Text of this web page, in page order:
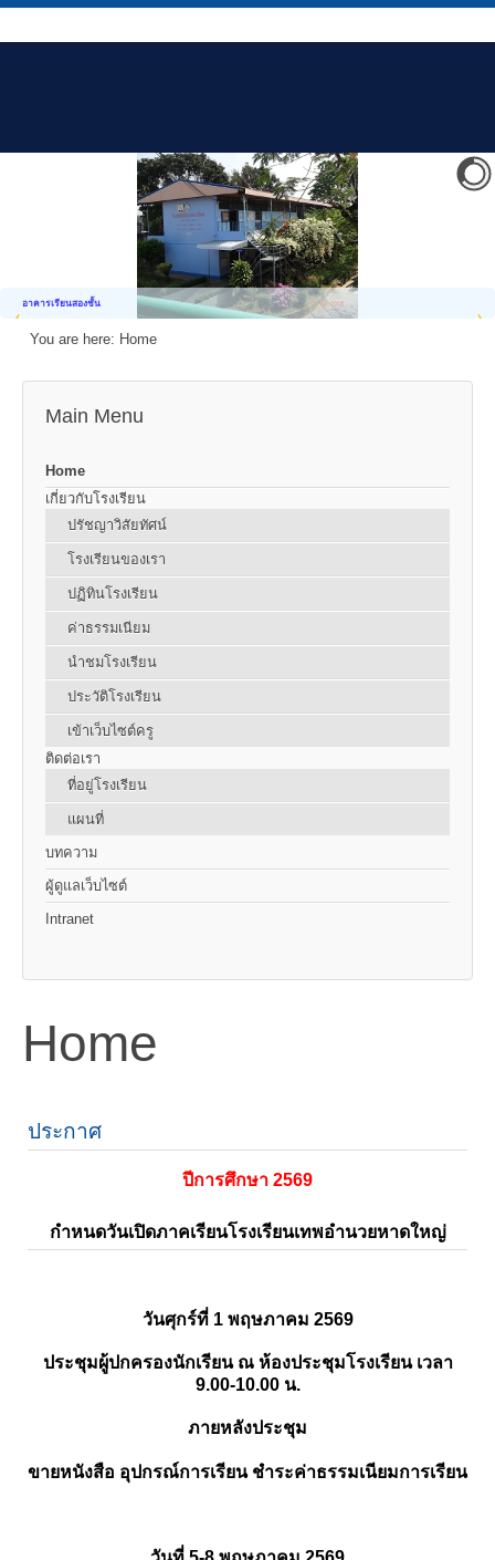
อาคารเรียนสองชั้น
You are here: Home
Main Menu
Home
เกี่ยวกับโรงเรียน
ปรัชญาวิสัยทัศน์
โรงเรียนของเรา
ปฏิทินโรงเรียน
ค่าธรรมเนียม
นำชมโรงเรียน
ประวัติโรงเรียน
เข้าเว็บไซต์ครู
ติดต่อเรา
ที่อยู่โรงเรียน
แผนที่
บทความ
ผู้ดูแลเว็บไซต์
Intranet
Home
ประกาศ
ปีการศึกษา 2569
กำหนดวันเปิดภาคเรียนโรงเรียนเทพอำนวยหาดใหญ่
วันศุกร์ที่ 1 พฤษภาคม 2569
ประชุมผู้ปกครองนักเรียน ณ ห้องประชุมโรงเรียน เวลา
9.00-10.00 น.
ภายหลังประชุม
ขายหนังสือ อุปกรณ์การเรียน ชำระค่าธรรมเนียมการเรียน